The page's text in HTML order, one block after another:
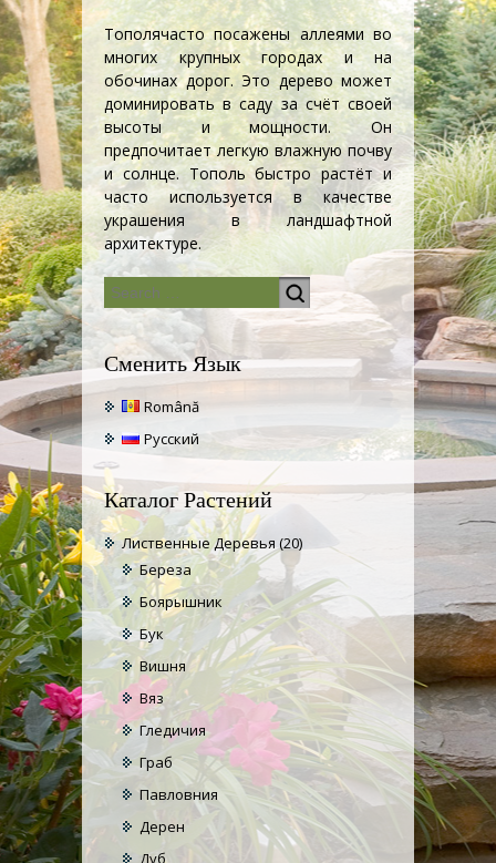
Тополячасто посажены аллеями во
многих крупных городах и на
обочинах дорог. Это дерево может
доминировать в саду за счёт своей
высоты и мощности. Он
предпочитает легкую влажную почву
и солнце. Тополь быстро растёт и
часто используется в качестве
украшения в ландшафтной
архитектуре.
Сменить Язык
Română
Русский
Каталог Растений
Лиственные Деревья (20)
Береза
Боярышник
Бук
Вишня
Вяз
Гледичия
Граб
Павловния
Дерен
Дуб